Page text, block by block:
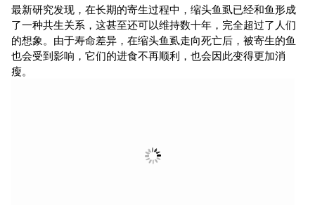
最新研究发现，在长期的寄生过程中，缩头鱼虱已经和鱼形成
了一种共生关系，这甚至还可以维持数十年，完全超过了人们
的想象。由于寿命差异，在缩头鱼虱走向死亡后，被寄生的鱼
也会受到影响，它们的进食不再顺利，也会因此变得更加消
瘦。